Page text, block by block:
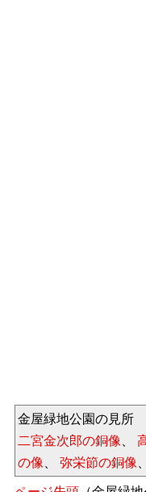
金屋緑地公園の見所
二宮金次郎の銅像
の像
弥栄節の銅像